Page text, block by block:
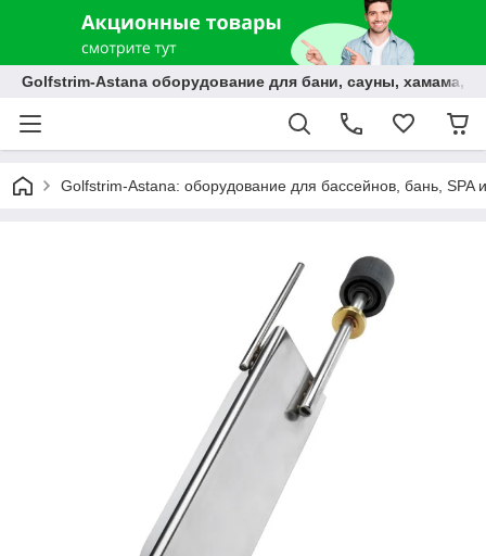
Golfstrim-Astana оборудование для бани, сауны, хамама,
Golfstrim-Astana: оборудование для бассейнов, бань, SPA